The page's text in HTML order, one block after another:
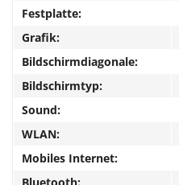
Festplatte:
Grafik:
Bildschirmdiagonale:
Bildschirmtyp:
Sound:
WLAN:
Mobiles Internet: